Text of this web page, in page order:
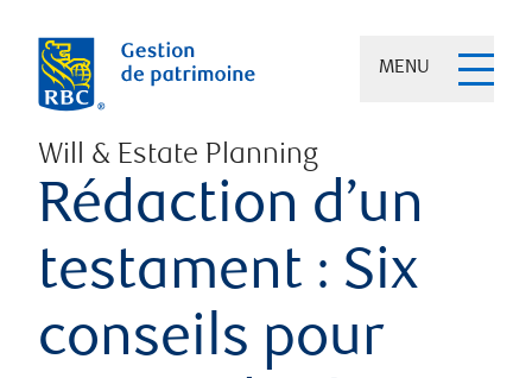
MENU
Will & Estate Planning
Rédaction d’un
testament : Six
conseils pour